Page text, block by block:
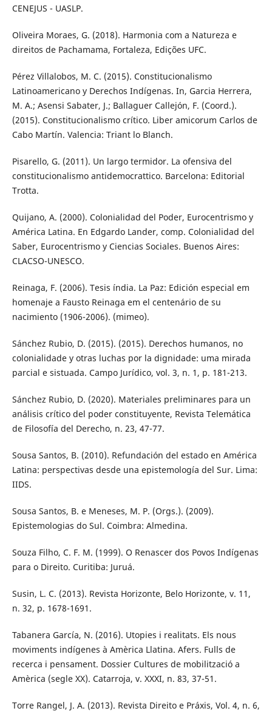
CENEJUS - UASLP.
Oliveira Moraes, G. (2018). Harmonia com a Natureza e
direitos de Pachamama, Fortaleza, Edições UFC.
Pérez Villalobos, M. C. (2015). Constitucionalismo
Latinoamericano y Derechos Indígenas. In, Garcia Herrera,
M. A.; Asensi Sabater, J.; Ballaguer Callejón, F. (Coord.).
(2015). Constitucionalismo crítico. Liber amicorum Carlos de
Cabo Martín. Valencia: Triant lo Blanch.
Pisarello, G. (2011). Un largo termidor. La ofensiva del
constitucionalismo antidemocrattico. Barcelona: Editorial
Trotta.
Quijano, A. (2000). Colonialidad del Poder, Eurocentrismo y
América Latina. En Edgardo Lander, comp. Colonialidad del
Saber, Eurocentrismo y Ciencias Sociales. Buenos Aires:
CLACSO-UNESCO.
Reinaga, F. (2006). Tesis índia. La Paz: Edición especial em
homenaje a Fausto Reinaga em el centenário de su
nacimiento (1906-2006). (mimeo).
Sánchez Rubio, D. (2015). (2015). Derechos humanos, no
colonialidade y otras luchas por la dignidade: uma mirada
parcial e sistuada. Campo Jurídico, vol. 3, n. 1, p. 181-213.
Sánchez Rubio, D. (2020). Materiales preliminares para un
análisis crítico del poder constituyente, Revista Telemática
de Filosofía del Derecho, n. 23, 47-77.
Sousa Santos, B. (2010). Refundación del estado en América
Latina: perspectivas desde una epistemología del Sur. Lima:
IIDS.
Sousa Santos, B. e Meneses, M. P. (Orgs.). (2009).
Epistemologias do Sul. Coimbra: Almedina.
Souza Filho, C. F. M. (1999). O Renascer dos Povos Indígenas
para o Direito. Curitiba: Juruá.
Susin, L. C. (2013). Revista Horizonte, Belo Horizonte, v. 11,
n. 32, p. 1678-1691.
Tabanera García, N. (2016). Utopies i realitats. Els nous
moviments indígenes à Amèrica Llatina. Afers. Fulls de
recerca i pensament. Dossier Cultures de mobilització a
Amèrica (segle XX). Catarroja, v. XXXI, n. 83, 37-51.
Torre Rangel, J. A. (2013). Revista Direito e Práxis, Vol. 4, n. 6,